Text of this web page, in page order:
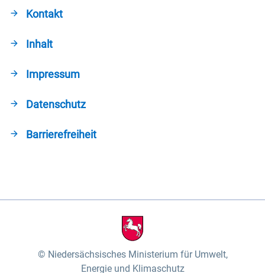
Kontakt
Inhalt
Impressum
Datenschutz
Barrierefreiheit
Niedersächsisches Ministerium für Umwelt,
Energie und Klimaschutz